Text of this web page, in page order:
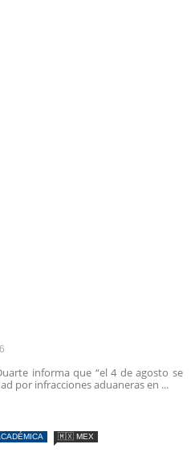
informa que “el 4 de agosto se
por infracciones aduaneras en ...
🇲🇽 MEX